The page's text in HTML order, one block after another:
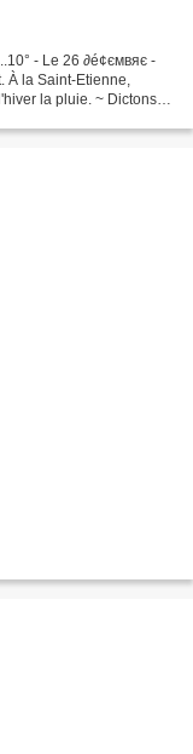
À la Saint-Etienne,
la pluie. ~ Dictons